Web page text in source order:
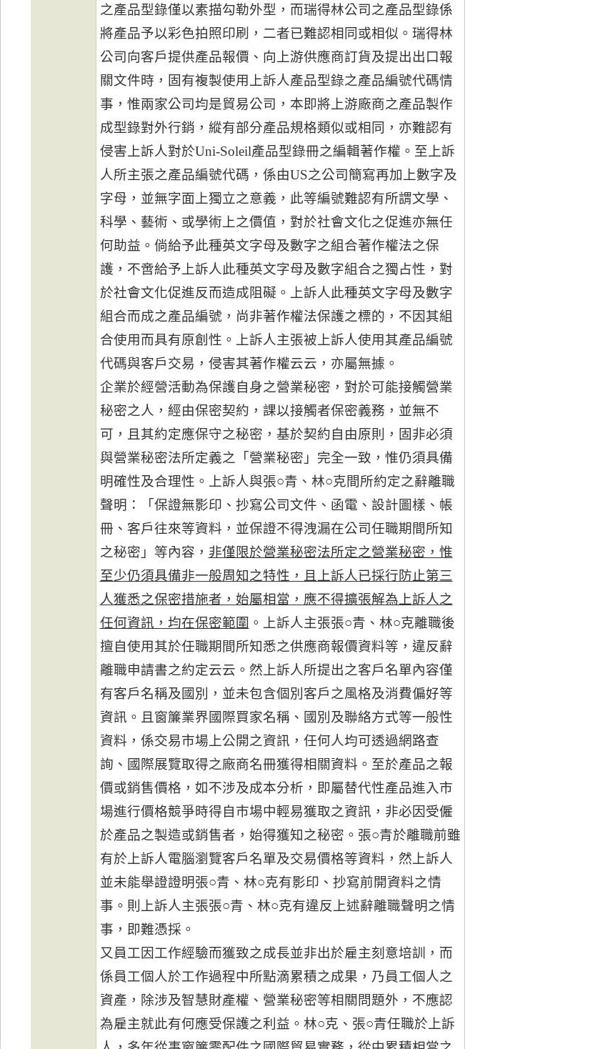
之產品型錄僅以素描勾勒外型，而瑞得林公司之產品型錄係
將產品予以彩色拍照印刷，二者已難認相同或相似。瑞得林
公司向客戶提供產品報價、向上游供應商訂貨及提出出口報
關文件時，固有複製使用上訴人產品型錄之產品編號代碼情
事，惟兩家公司均是貿易公司，本即將上游廠商之產品製作
成型錄對外行銷，縱有部分產品規格類似或相同，亦難認有
侵害上訴人對於Uni-Soleil產品型錄冊之編輯著作權。至上訴
人所主張之產品編號代碼，係由US之公司簡寫再加上數字及
字母，並無字面上獨立之意義，此等編號難認有所謂文學、
科學、藝術、或學術上之價值，對於社會文化之促進亦無任
何助益。倘給予此種英文字母及數字之組合著作權法之保
護，不啻給予上訴人此種英文字母及數字組合之獨占性，對
於社會文化促進反而造成阻礙。上訴人此種英文字母及數字
組合而成之產品編號，尚非著作權法保護之標的，不因其組
合使用而具有原創性。上訴人主張被上訴人使用其產品編號
代碼與客戶交易，侵害其著作權云云，亦屬無據。
企業於經營活動為保護自身之營業秘密，對於可能接觸營業
秘密之人，經由保密契約，課以接觸者保密義務，並無不
可，且其約定應保守之秘密，基於契約自由原則，固非必須
與營業秘密法所定義之「營業秘密」完全一致，惟仍須具備
明確性及合理性。上訴人與張○青、林○克間所約定之辭離職
聲明：「保證無影印、抄寫公司文件、函電、設計圖樣、帳
冊、客戶往來等資料，並保證不得洩漏在公司任職期間所知
之秘密」等內容， 非僅限於營業秘密法所定之營業秘密，惟
至少仍須具備非一般周知之特性，且上訴人已採行防止第三
人獲悉之保密措施者，始屬相當，應不得擴張解為上訴人之
任何資訊，均在保密範圍 。上訴人主張張○青、林○克離職後
擅自使用其於任職期間所知悉之供應商報價資料等，違反辭
離職申請書之約定云云。然上訴人所提出之客戶名單內容僅
有客戶名稱及國別，並未包含個別客戶之風格及消費偏好等
資訊。且窗簾業界國際買家名稱、國別及聯絡方式等一般性
資料，係交易市場上公開之資訊，任何人均可透過網路查
詢、國際展覽取得之廠商名冊獲得相關資料。至於產品之報
價或銷售價格，如不涉及成本分析，即屬替代性產品進入市
場進行價格競爭時得自市場中輕易獲取之資訊，非必因受僱
於產品之製造或銷售者，始得獲知之秘密。張○青於離職前雖
有於上訴人電腦瀏覽客戶名單及交易價格等資料，然上訴人
並未能舉證證明張○青、林○克有影印、抄寫前開資料之情
事。則上訴人主張張○青、林○克有違反上述辭離職聲明之情
事，即難憑採。
又員工因工作經驗而獲致之成長並非出於雇主刻意培訓，而
係員工個人於工作過程中所點滴累積之成果，乃員工個人之
資產，除涉及智慧財產權、營業秘密等相關問題外，不應認
為雇主就此有何應受保護之利益。林○克、張○青任職於上訴